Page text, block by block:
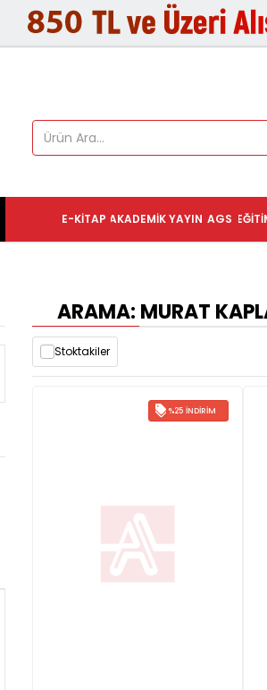
AGS
AKADEMIK YAYIN
E-KITAP
ARAMA: MURAT
Stoktakiler
%25 İNDIRIM